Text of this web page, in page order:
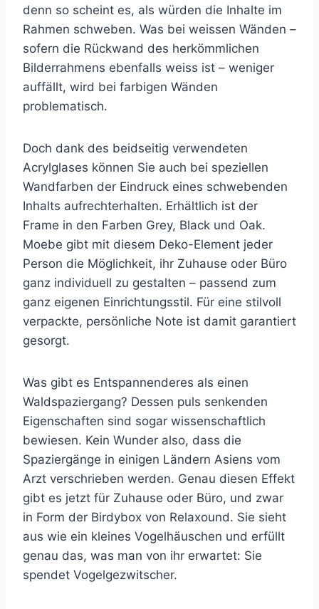
denn so scheint es, als würden die Inhalte im
Rahmen schweben. Was bei weissen Wänden –
sofern die Rückwand des herkömmlichen
Bilderrahmens ebenfalls weiss ist – weniger
auffällt, wird bei farbigen Wänden
problematisch.
Doch dank des beidseitig verwendeten
Acrylglases können Sie auch bei speziellen
Wandfarben der Eindruck eines schwebenden
Inhalts aufrechterhalten. Erhältlich ist der
Frame in den Farben Grey, Black und Oak.
Moebe gibt mit diesem Deko-Element jeder
Person die Möglichkeit, ihr Zuhause oder Büro
ganz individuell zu gestalten – passend zum
ganz eigenen Einrichtungsstil. Für eine stilvoll
verpackte, persönliche Note ist damit garantiert
gesorgt.
Was gibt es Entspannenderes als einen
Waldspaziergang? Dessen puls senkenden
Eigenschaften sind sogar wissenschaftlich
bewiesen. Kein Wunder also, dass die
Spaziergänge in einigen Ländern Asiens vom
Arzt verschrieben werden. Genau diesen Effekt
gibt es jetzt für Zuhause oder Büro, und zwar
in Form der Birdybox von Relaxound. Sie sieht
aus wie ein kleines Vogelhäuschen und erfüllt
genau das, was man von ihr erwartet: Sie
spendet Vogelgezwitscher.